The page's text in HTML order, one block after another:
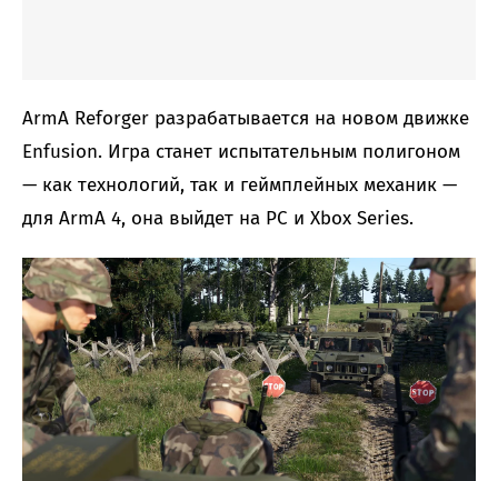
ArmA Reforger разрабатывается на новом движке
Enfusion. Игра станет испытательным полигоном
— как технологий, так и геймплейных механик —
для ArmA 4, она выйдет на PC и Xbox Series.